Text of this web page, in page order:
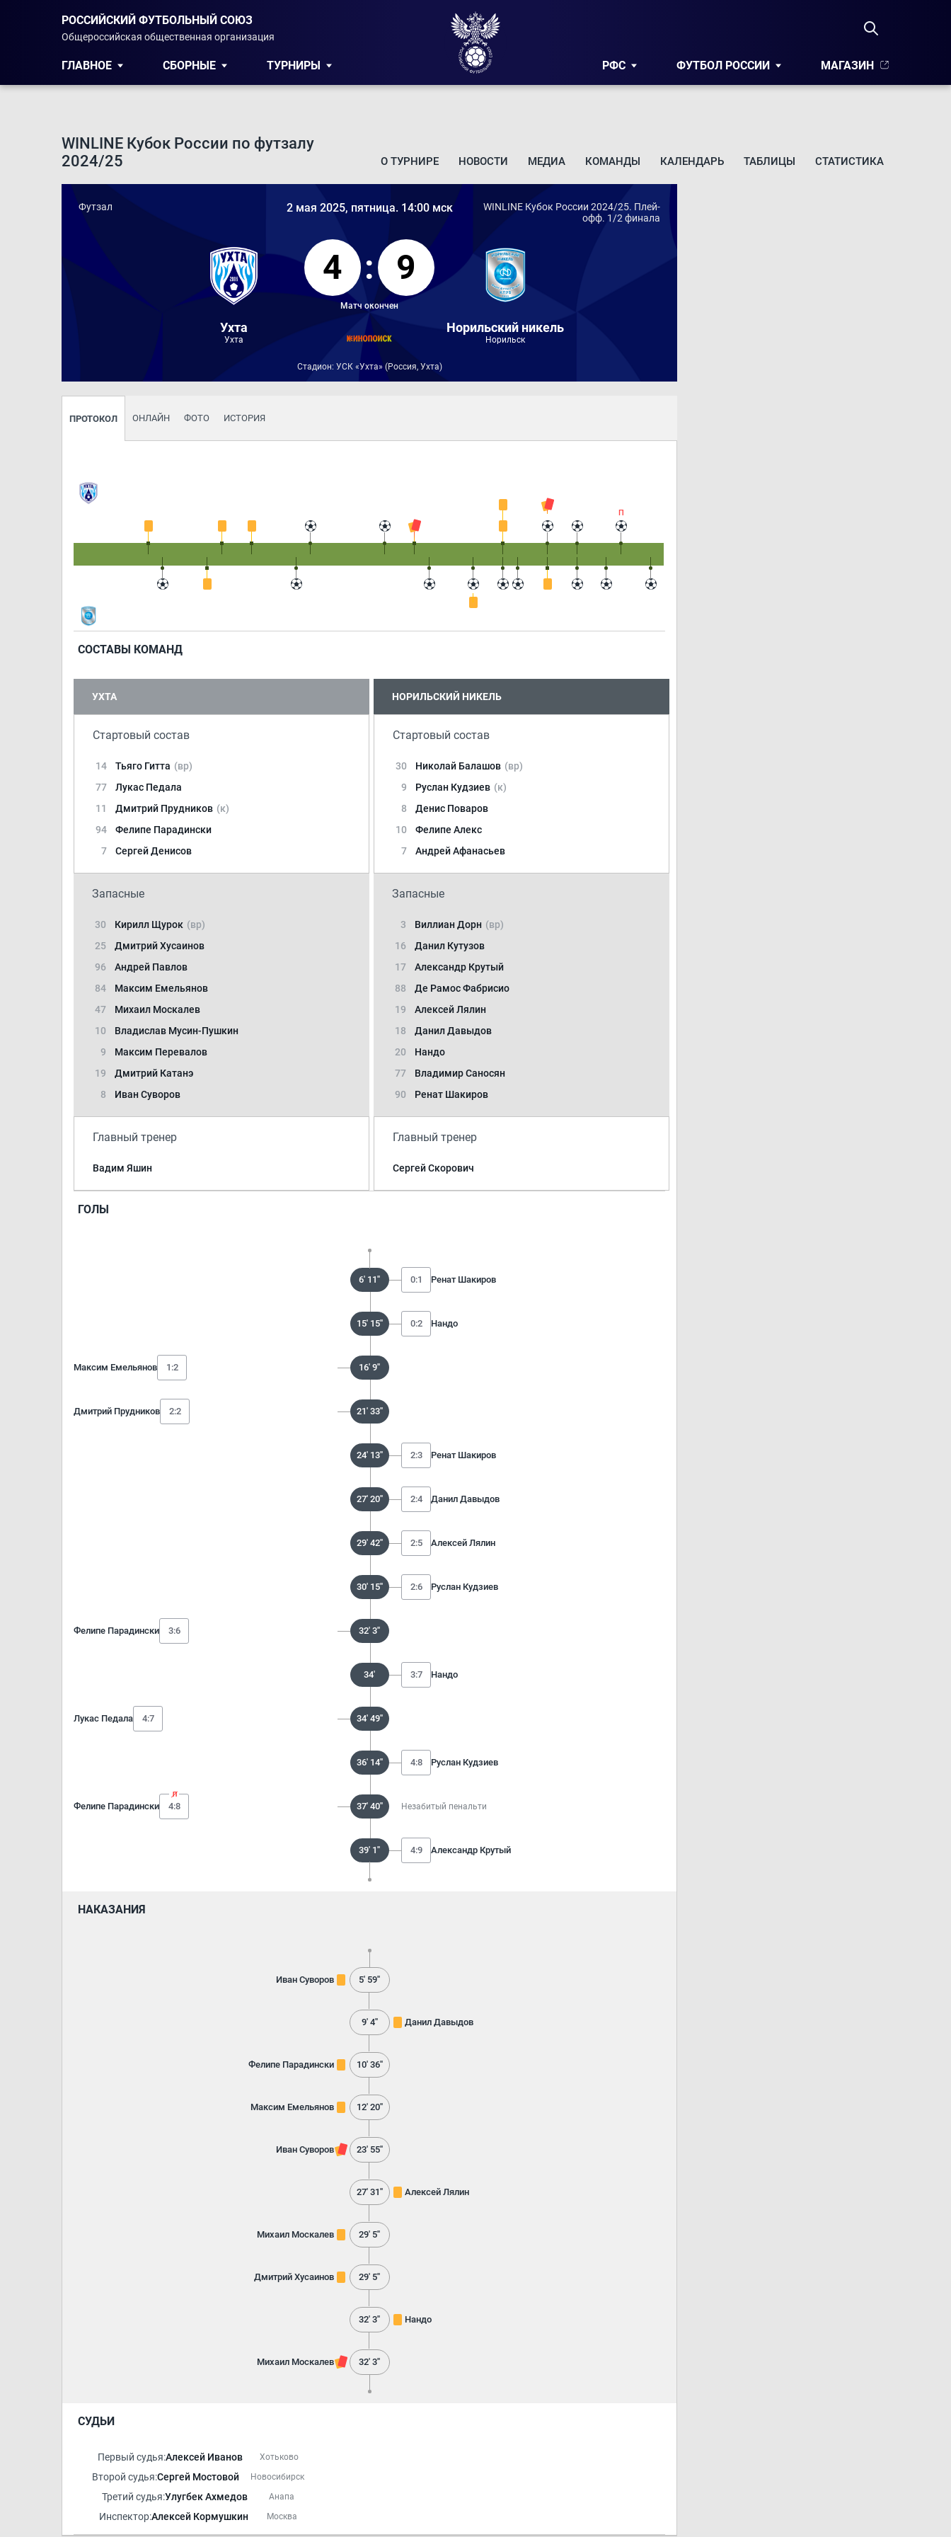
РОССИЙСКИЙ ФУТБОЛЬНЫЙ СОЮЗ
Общероссийская общественная организация
ГЛАВНОЕ СБОРНЫЕ ТУРНИРЫ РФС ФУТБОЛ РОССИИ МАГАЗИН
WINLINE Кубок России по футзалу
2024/25
О ТУРНИРЕ НОВОСТИ МЕДИА КОМАНДЫ КАЛЕНДАРЬ ТАБЛИЦЫ СТАТИСТИКА
Футзал 2 мая 2025, пятница. 14:00 мск
WINLINE Кубок России 2024/25. Плей-
офф. 1/2 финала
Ухта
Ухта
4 : 9
Матч окончен
Норильский никель
Норильск
Стадион: УСК «Ухта» (Россия, Ухта)
ПРОТОКОЛ ОНЛАЙН ФОТО ИСТОРИЯ
СОСТАВЫ КОМАНД
УХТА
Стартовый состав
14 Тьяго Гитта (вр)
77
Лукас Педала
11
Дмитрий Прудников (к)
94
Фелипе Парадински
7
Сергей Денисов
Запасные
30 Кирилл Щурок (вр)
25
Дмитрий Хусаинов
96
Андрей Павлов
84
Максим Емельянов
47
Михаил Москалев
10
Владислав Мусин-Пушкин
9
Максим Перевалов
19
Дмитрий Катанэ
8
Иван Суворов
Главный тренер
Вадим Яшин
НОРИЛЬСКИЙ НИКЕЛЬ
Стартовый состав
30 Николай Балашов (вр)
9
Руслан Кудзиев (к)
8
Денис Поваров
10
Фелипе Алекс
7
Андрей Афанасьев
Запасные
3 Виллиан Дорн (вр)
16
Данил Кутузов
17
Александр Крутый
88
Де Рамос Фабрисио
19
Алексей Лялин
18
Данил Давыдов
20
Нандо
77
Владимир Саносян
90
Ренат Шакиров
Главный тренер
Сергей Скорович
ГОЛЫ
6' 11'' 0:1 Ренат Шакиров
15' 15'' 0:2 Нандо
Максим Емельянов 1:2 16' 9''
Дмитрий Прудников 2:2 21' 33''
24' 13'' 2:3 Ренат Шакиров
27' 20'' 2:4 Данил Давыдов
29' 42'' 2:5 Алексей Лялин
30' 15'' 2:6 Руслан Кудзиев
Фелипе Парадински 3:6 32' 3''
34' 3:7 Нандо
Лукас Педала 4:7 34' 49''
36' 14'' 4:8 Руслан Кудзиев
Фелипе Парадински 4:8 37' 40'' Незабитый пенальти
39' 1'' 4:9 Александр Крутый
НАКАЗАНИЯ
Иван Суворов 5' 59''
9' 4'' Данил Давыдов
Фелипе Парадински 10' 36''
Максим Емельянов 12' 20''
Иван Суворов 23' 55''
27' 31'' Алексей Лялин
Михаил Москалев 29' 5''
Дмитрий Хусаинов 29' 5''
32' 3'' Нандо
Михаил Москалев 32' 3''
СУДЬИ
Первый судья:Алексей Иванов Хотьково
Второй судья:Сергей Мостовой Новосибирск
Третий судья:Улугбек Ахмедов Анапа
Инспектор:Алексей Кормушкин Москва